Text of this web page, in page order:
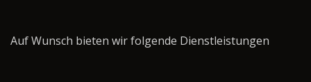
Auf Wunsch bieten wir folgende Dienstleistungen